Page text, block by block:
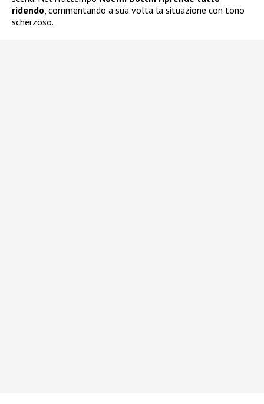
ridendo , commentando a sua volta la situazione con tono
scherzoso.